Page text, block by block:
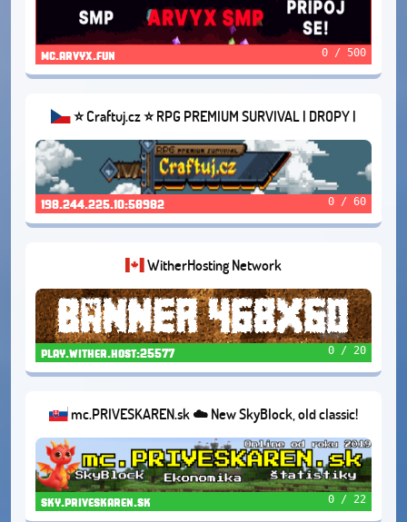
mc.arvyx.fun 0 / 500
⭐ Craftuj.cz ⭐ RPG PREMIUM SURVIVAL | DROPY |
SKILLS | QUESTY [2011-2022]
198.244.225.10:58982 0 / 60
WitherHosting Network
play.wither.host:25577 0 / 20
mc.PRIVESKAREN.sk ☁️ New SkyBlock, old classic!
sky.priveskaren.sk 0 / 22